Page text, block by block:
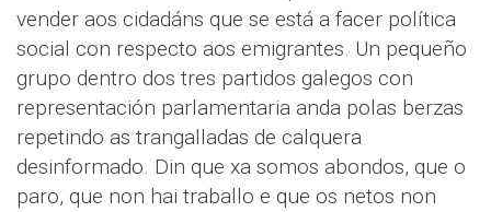
vender aos cidadáns que se está a facer política
social con respecto aos emigrantes. Un pequeño
grupo dentro dos tres partidos galegos con
representación parlamentaria anda polas berzas
repetindo as trangalladas de calquera
desinformado. Din que xa somos abondos, que o
paro, que non hai traballo e que os netos non